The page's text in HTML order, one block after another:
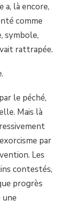
là encore,
comme
symbole,
rattrapée.
le péché,
Mais là
par
Les
contestés,
progrès
une